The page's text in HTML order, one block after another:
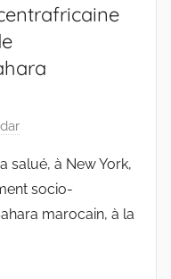
salué, à New York,
socio-
marocain, à la